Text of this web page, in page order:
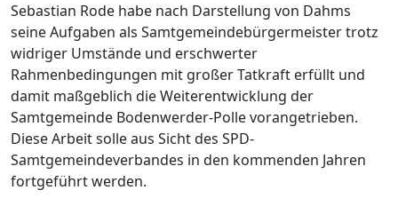
Sebastian Rode habe nach Darstellung von Dahms
seine Aufgaben als Samtgemeindebürgermeister trotz
widriger Umstände und erschwerter
Rahmenbedingungen mit großer Tatkraft erfüllt und
damit maßgeblich die Weiterentwicklung der
Samtgemeinde Bodenwerder-Polle vorangetrieben.
Diese Arbeit solle aus Sicht des SPD-
Samtgemeindeverbandes in den kommenden Jahren
fortgeführt werden.